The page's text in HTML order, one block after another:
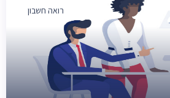
רואה חשבון